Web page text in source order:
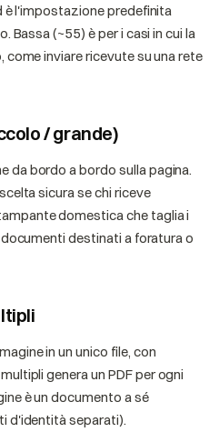
è l'impostazione predefinita
Bassa (~55) è per i casi in cui la
inviare ricevute su una rete
/ grande)
da bordo a bordo sulla pagina.
sicura se chi riceve
domestica che taglia i
destinati a foratura o
in un unico file, con
genera un PDF per ogni
è un documento a sé
d'identità separati).